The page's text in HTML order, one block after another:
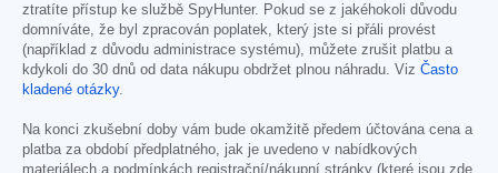
ztratíte přístup ke službě SpyHunter. Pokud se z jakéhokoli důvodu
domníváte, že byl zpracován poplatek, který jste si přáli provést
(například z důvodu administrace systému), můžete zrušit platbu a
kdykoli do 30 dnů od data nákupu obdržet plnou náhradu. Viz Často
kladené otázky.
Na konci zkušební doby vám bude okamžitě předem účtována cena a
platba za období předplatného, jak je uvedeno v nabídkových
materiálech a podmínkách registrační/nákupní stránky (které jsou zde